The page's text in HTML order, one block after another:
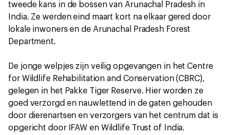
tweede kans in de bossen van Arunachal Pradesh in
India. Ze werden eind maart kort na elkaar gered door
lokale inwoners en de Arunachal Pradesh Forest
Department.
De jonge welpjes zijn veilig opgevangen in het Centre
for Wildlife Rehabilitation and Conservation (CBRC),
gelegen in het Pakke Tiger Reserve. Hier worden ze
goed verzorgd en nauwlettend in de gaten gehouden
door dierenartsen en verzorgers van het centrum dat is
opgericht door IFAW en Wildlife Trust of India.